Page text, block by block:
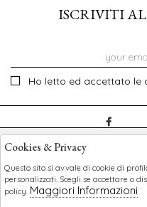
ISCRIVITI
Ho letto ed accettato le
Cookies & Privacy
Questo sito si avvale di cookie di
personalizzati. Scegli se accettare o
policy. Maggiori Informazioni